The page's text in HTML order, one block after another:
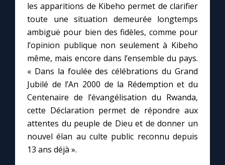
les apparitions de Kibeho permet de clarifier
toute une situation demeurée longtemps
ambiguë pour bien des fidèles, comme pour
l’opinion publique non seulement à Kibeho
même, mais encore dans l’ensemble du pays.
« Dans la foulée des célébrations du Grand
Jubilé de l’An 2000 de la Rédemption et du
Centenaire de l’évangélisation du Rwanda,
cette Déclaration permet de répondre aux
attentes du peuple de Dieu et de donner un
nouvel élan au culte public reconnu depuis
13 ans déjà ».